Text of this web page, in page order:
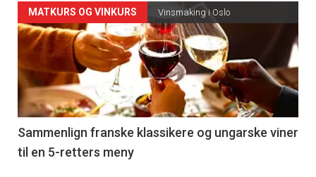
Forsiden
akkurat
nå
-
5
MATKURS OG VINKURS Vinsmaking i Oslo
Sammenlign franske klassikere og ungarske viner
til en 5-retters meny